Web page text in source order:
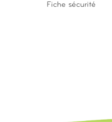
Fiche sécurité